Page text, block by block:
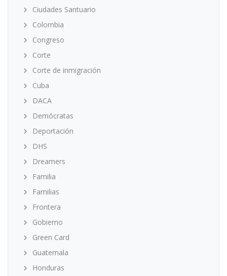
Ciudades Santuario
Colombia
Congreso
Corte
Corte de inmigración
Cuba
DACA
Demócratas
Deportación
DHS
Dreamers
Familia
Familias
Frontera
Gobierno
Green Card
Guatemala
Honduras